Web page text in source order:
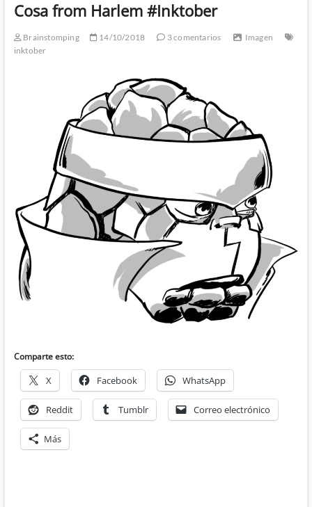
Cosa from Harlem #Inktober
Brainstomping 14/10/2018 3 comentarios
Imagen
inktober
Comparte esto:
X Facebook WhatsApp
Reddit Tumblr Correo electrónico
Más